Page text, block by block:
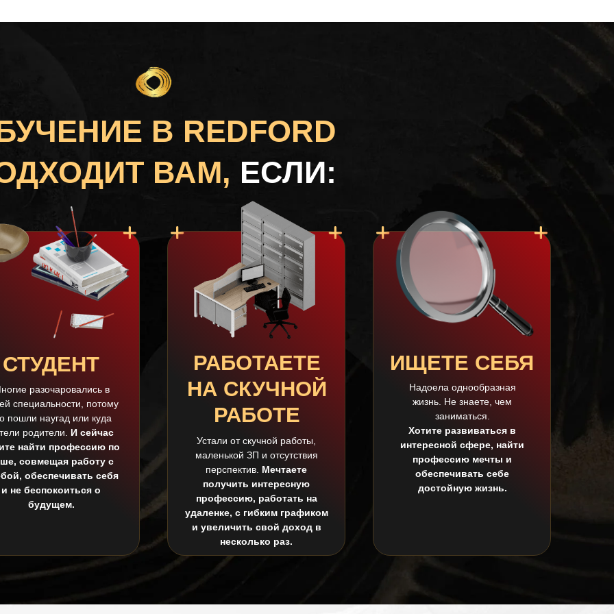
В REDFORD
ВАМ, ЕСЛИ:
СТУДЕНТ
разочаровались в
специальности, потому
пошли наугад или куда
родители. И сейчас
найти профессию по
совмещая работу с
обеспечивать себя
и не беспокоиться о
будущем.
РАБОТАЕТЕ
НА СКУЧНОЙ
РАБОТЕ
Устали от скучной работы,
маленькой ЗП и отсутствия
перспектив. Мечтаете
получить интересную
профессию, работать на
удаленке, с гибким графиком
и увеличить свой доход в
несколько раз.
ИЩЕТЕ СЕБЯ
Надоела однообразная
жизнь. Не знаете, чем
заниматься.
Хотите развиваться в
интересной сфере, найти
профессию мечты и
обеспечивать себе
достойную жизнь.